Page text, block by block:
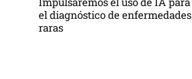
el diagnóstico de enfermedades
raras